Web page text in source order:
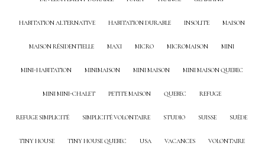
HABITATION ALTERNATIVE HABITATION DURABLE INSOLITE MAISON
MAISON RÉSIDENTIELLE MAXI MICRO MICROMAISON MINI
MINI-HABITATION MINIMAISON MINI MAISON MINI MAISON QUEBEC
MINI MINI-CHALET PETITE MAISON QUEBEC REFUGE
REFUGE SIMPLICITÉ SIMPLICITÉ VOLONTAIRE STUDIO SUISSE SUÈDE
TINY HOUSE TINY HOUSE QUEBEC USA VACANCES VOLONTAIRE